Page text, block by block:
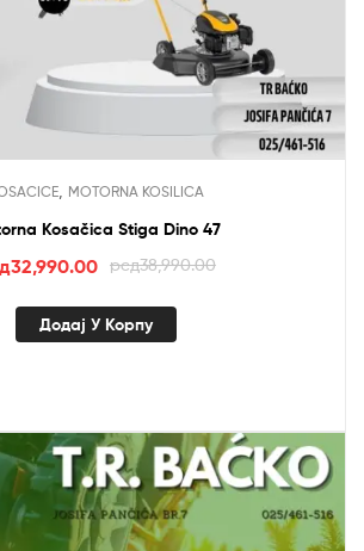
, MOTORNA KOSILICA
Kosačica Stiga Dino 47
рсд38,990.00
Оригинална
је
32,990.00Тренутна
је:
Додај У Корпу